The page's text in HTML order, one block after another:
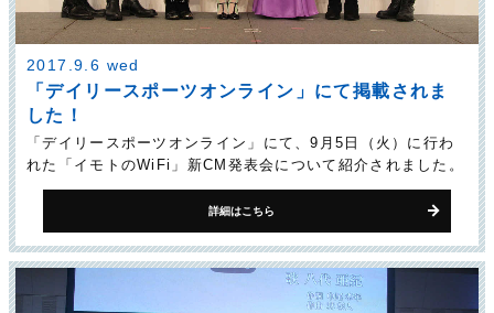
2017.9.6 wed
「デイリースポーツオンライン」にて掲載されま
した！
「デイリースポーツオンライン」にて、9月5日（火）に行わ
れた「イモトのWiFi」新CM発表会について紹介されました。
詳細はこちら